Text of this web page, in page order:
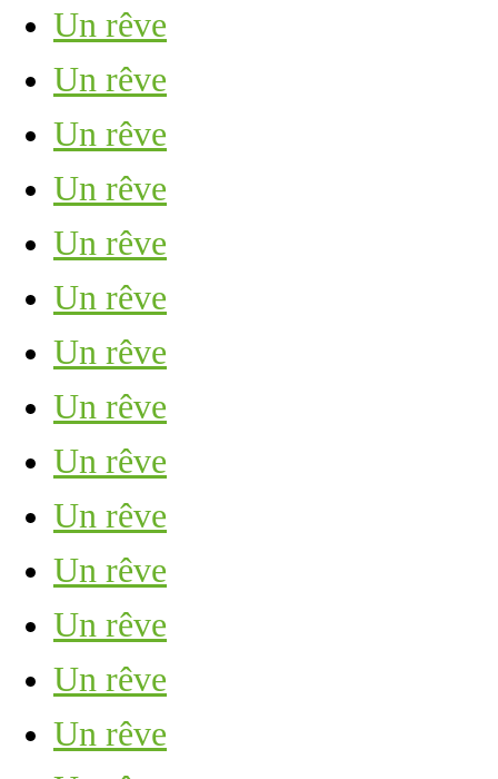
Un rêve
Un rêve
Un rêve
Un rêve
Un rêve
Un rêve
Un rêve
Un rêve
Un rêve
Un rêve
Un rêve
Un rêve
Un rêve
Un rêve